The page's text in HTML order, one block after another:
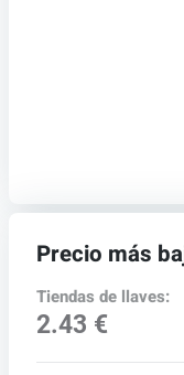
Precio más
Tiendas de llaves:
2.43 €